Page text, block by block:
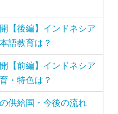
【後編】インドネシア
語教育は？
【前編】インドネシア
・特色は？
供給国・今後の流れ